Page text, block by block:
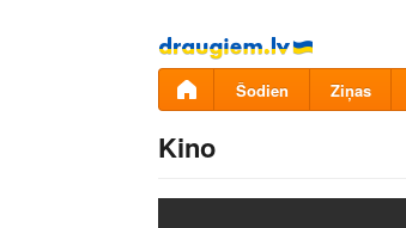
Pāriet
uz
saturu
Šodien Ziņas
Kino